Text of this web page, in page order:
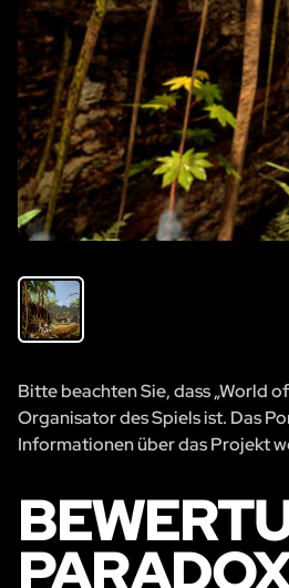
Bitte beachten Sie, dass „World
Organisator des Spiels ist. Das
Informationen über das Projekt